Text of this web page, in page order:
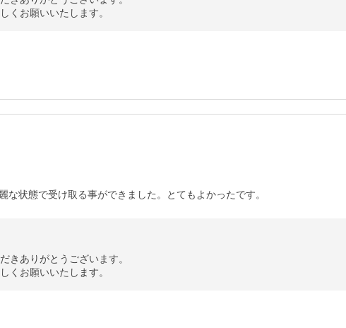
くお願いいたします。
な状態で受け取る事ができました。とてもよかったです。
きありがとうございます。
くお願いいたします。